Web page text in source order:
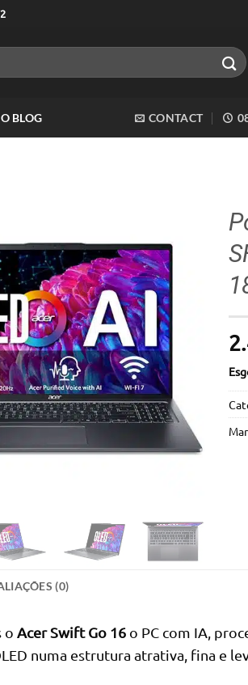
BLOG CONTACT
Adicionar
aos meus
desejos
(0)
o Acer Swift Go 16 o PC com IA,
numa estrutura atrativa, fina e